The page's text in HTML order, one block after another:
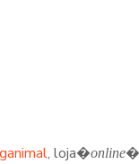
, loja�online�